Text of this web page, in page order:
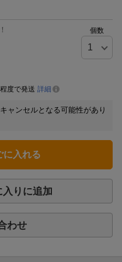
個数
度で発送 詳細
ャンセルとなる可能性があり
に入れる
りに追加
わせ